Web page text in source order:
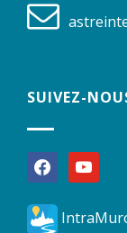
SUIVEZ-
facebookyoutube